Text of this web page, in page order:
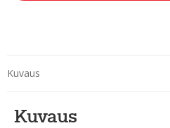
Kuvaus
Kuvaus